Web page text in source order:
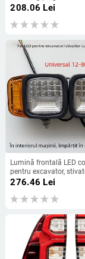
neutră, Fără import,
208.06 Lei
Lumină frontală LED
pentru excavator,
de lucru, universală
276.46 Lei